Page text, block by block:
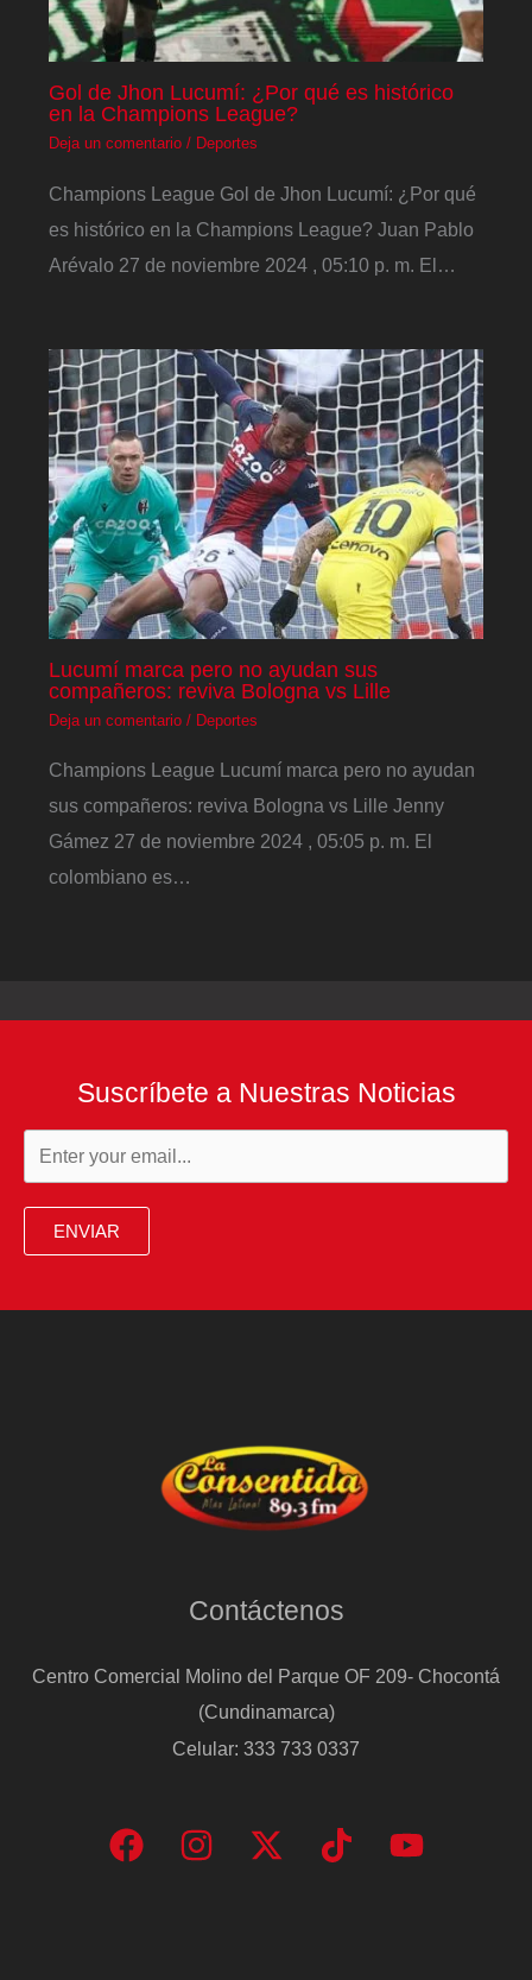
Gol de Jhon Lucumí: ¿Por qué es histórico
en la Champions League?
Deja un comentario / Deportes
Champions League Gol de Jhon Lucumí: ¿Por qué
es histórico en la Champions League? Juan Pablo
Arévalo 27 de noviembre 2024 , 05:10 p. m. El…
Lucumí marca pero no ayudan sus
compañeros: reviva Bologna vs Lille
Deja un comentario / Deportes
Champions League Lucumí marca pero no ayudan
sus compañeros: reviva Bologna vs Lille Jenny
Gámez 27 de noviembre 2024 , 05:05 p. m. El
colombiano es…
Suscríbete a Nuestras Noticias
ENVIAR
Contáctenos
Centro Comercial Molino del Parque OF 209- Chocontá
(Cundinamarca)
Celular: 333 733 0337